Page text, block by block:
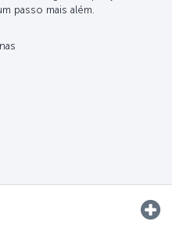
passo mais além.